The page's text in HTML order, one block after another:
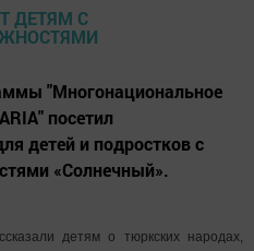
"Многонациональное
посетил
детей и подростков с
«Солнечный».
детям о тюркских народах,